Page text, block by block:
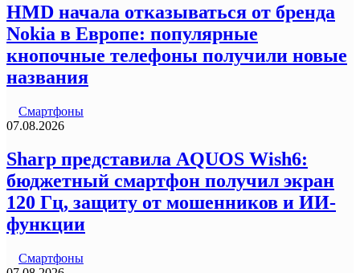
HMD начала отказываться от бренда
Nokia в Европе: популярные
кнопочные телефоны получили новые
названия
Смартфоны
07.08.2026
Sharp представила AQUOS Wish6:
бюджетный смартфон получил экран
120 Гц, защиту от мошенников и ИИ-
функции
Смартфоны